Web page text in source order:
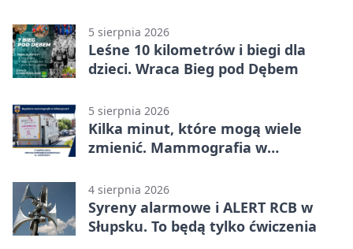
5 sierpnia 2026
Leśne 10 kilometrów i biegi dla
dzieci. Wraca Bieg pod Dębem
5 sierpnia 2026
Kilka minut, które mogą wiele
zmienić. Mammografia w
4 sierpnia 2026
Syreny alarmowe i ALERT RCB w
Słupsku. To będą tylko ćwiczenia